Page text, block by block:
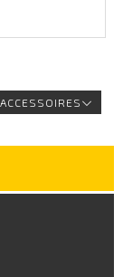
ACCESSOIRES